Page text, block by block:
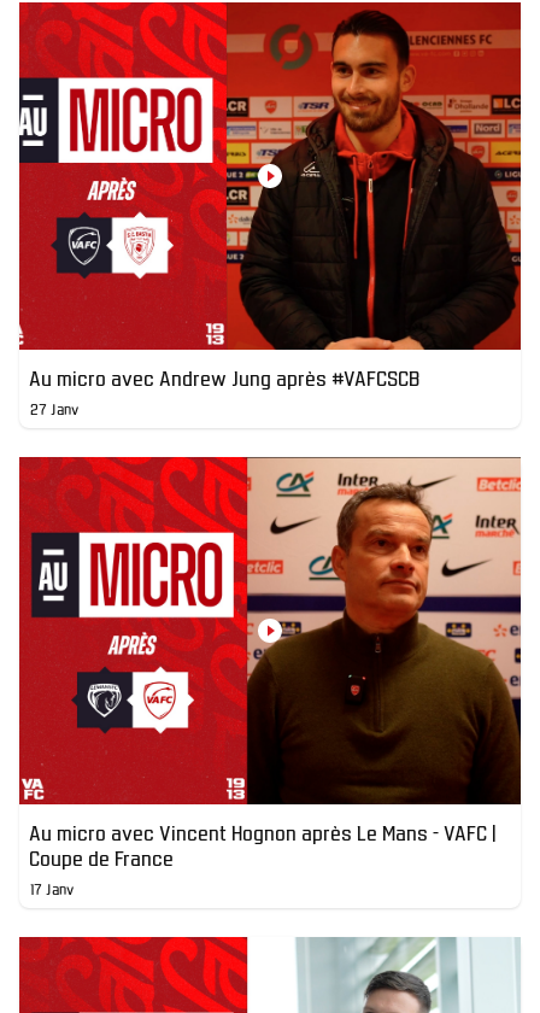
Au micro avec Andrew Jung après #VAFCSCB
27 Janv
Au micro avec Vincent Hognon après Le Mans - VAFC |
Coupe de France
17 Janv